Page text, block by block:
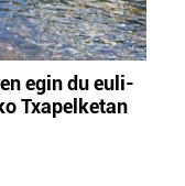
egin du euli-
Txapelketan